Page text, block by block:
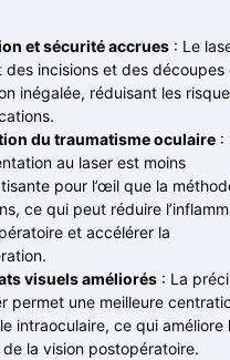
et sécurité accrues : Le
des incisions et des découpes
inégalée, réduisant les
du traumatisme oculaire :
au laser est moins
pour l’œil que la
ce qui peut réduire
et accélérer la
visuels améliorés : La
permet une meilleure
intraoculaire, ce qui améliore
la vision postopératoire.